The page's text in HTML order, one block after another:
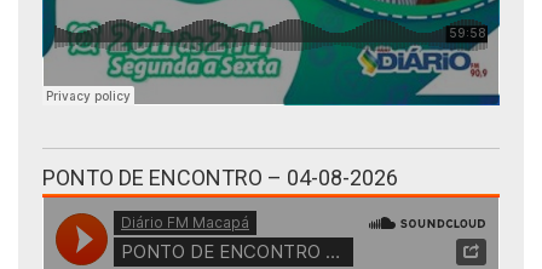
PONTO DE ENCONTRO – 04-08-2026